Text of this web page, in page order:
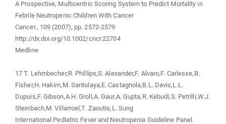
A Prospective, Multicentric Scoring System to Predict Mortality in
Febrile Neutropenic Children With Cancer
Cancer., 109 (2007), pp. 2572-2579
http://dx.doi.org/10.1002/cncr.22704
Medline
17 T. Lehrnbecher,R. Phillips,S. Alexander,F. Alvaro,F. Carlesse,B.
Fisher,H. Hakim,M. Santolaya,E. Castagnola,B.L. Davis,L.L.
Dupuis,F. Gibson,A.H. Groll,A. Gaur,A. Gupta,R. Kebudi,S. Petrilli,W.J.
Steinbach,M. Villarroel,T. Zaoutis,L. Sung
International Pediatric Fever and Neutropenia Guideline Panel.